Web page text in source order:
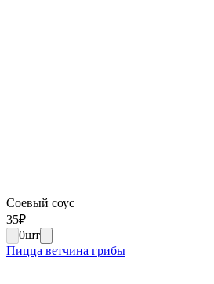
Соевый соус
35₽
0шт
Пицца ветчина грибы